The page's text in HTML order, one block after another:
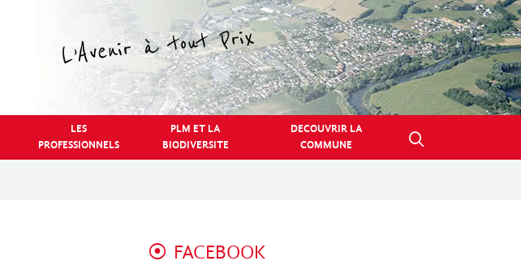
LES
PROFESSIONNELS
PLM ET LA
BIODIVERSITE
DECOUVRIR LA
COMMUNE
FACEBOOK